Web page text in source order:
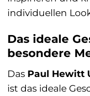
individuellen
Das ideale
besondere
Das Paul Hewitt
ist das ideale